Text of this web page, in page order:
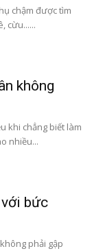
chậm được tìm
cừu......
không
khi chẳng biết làm
nhiều...
bức
phải gập